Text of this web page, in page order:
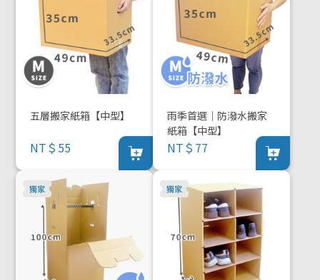
五層搬家紙箱【中型】
NT＄55
雨季首選｜防潑水搬家
紙箱【中型】
NT＄77